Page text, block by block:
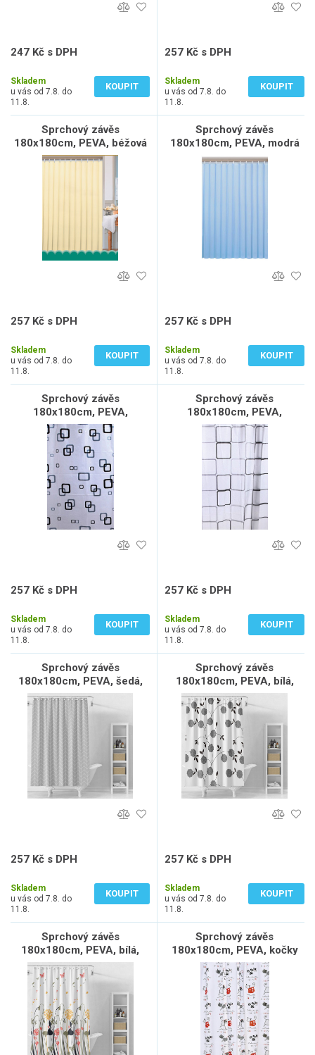
247 Kč s DPH
Skladem
u vás od 7.8. do
11.8.
KOUPIT
257 Kč s DPH
Skladem
u vás od 7.8. do
11.8.
KOUPIT
Sprchový závěs
180x180cm, PEVA, béžová
257 Kč s DPH
Skladem
u vás od 7.8. do
11.8.
KOUPIT
Sprchový závěs
180x180cm, PEVA, modrá
257 Kč s DPH
Skladem
u vás od 7.8. do
11.8.
KOUPIT
Sprchový závěs
180x180cm, PEVA,
bílá/modrá/černá
257 Kč s DPH
Skladem
u vás od 7.8. do
11.8.
KOUPIT
Sprchový závěs
180x180cm, PEVA,
čtvercový vzor
257 Kč s DPH
Skladem
u vás od 7.8. do
11.8.
KOUPIT
Sprchový závěs
180x180cm, PEVA, šedá,
geometrie
257 Kč s DPH
Skladem
u vás od 7.8. do
11.8.
KOUPIT
Sprchový závěs
180x180cm, PEVA, bílá,
černé kytky
257 Kč s DPH
Skladem
u vás od 7.8. do
11.8.
KOUPIT
Sprchový závěs
180x180cm, PEVA, bílá,
barevné kytky
Sprchový závěs
180x180cm, PEVA, kočky